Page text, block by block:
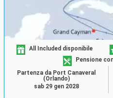
All Included disponibile
Pensione
Partenza da Port Canaveral
(Orlando)
sab 29 gen 2028